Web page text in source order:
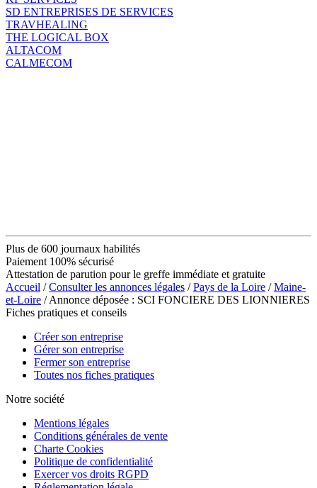
SD ENTREPRISES DE SERVICES
TRAVHEALING
THE LOGICAL BOX
ALTACOM
CALMECOM
Plus de 600 journaux habilités
Paiement 100% sécurisé
Attestation de parution pour le greffe immédiate et gratuite
Accueil /Consulter les annonces légales /Pays de la Loire /Maine-
et-Loire / Annonce déposée : SCI FONCIERE DES LIONNIERES
Fiches pratiques et conseils
Créer son entreprise
Gérer son entreprise
Fermer son entreprise
Toutes nos fiches pratiques
Notre société
Mentions légales
Conditions générales de vente
Charte Cookies
Politique de confidentialité
Exercer vos droits RGPD